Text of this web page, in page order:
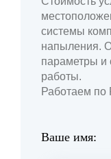
системы
напыления.
параметры и
работы.
Работаем по
Ваше имя: